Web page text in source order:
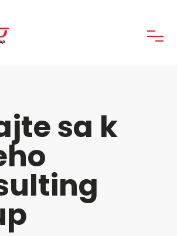
sa k